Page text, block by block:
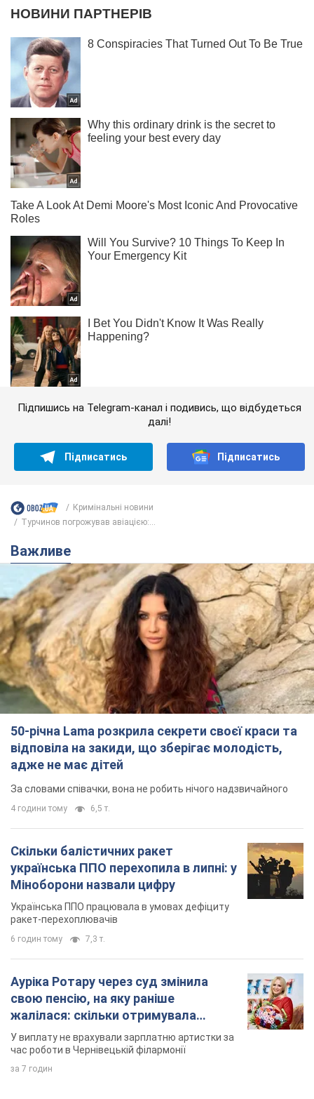
Підпишись на Telegram-канал і подивись, що відбудеться
далі!
Підписатись Підписатись
Кримінальні новини
Турчинов погрожував авіацією:...
Важливе
50-річна Lama розкрила секрети своєї краси та
відповіла на закиди, що зберігає молодість,
адже не має дітей
За словами співачки, вона не робить нічого надзвичайного
4 години тому 6,5 т.
Скільки балістичних ракет
українська ППО перехопила в липні: у
Міноборони назвали цифру
Українська ППО працювала в умовах дефіциту
ракет-перехоплювачів
6 годин тому 7,3 т.
Ауріка Ротару через суд змінила
свою пенсію, на яку раніше
жалілася: скільки отримувала
співачка
У виплату не врахували зарплатню артистки за
час роботи в Чернівецькій філармонії
за 7 годин